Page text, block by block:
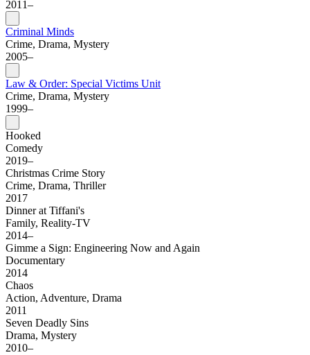
2011–
Criminal Minds
Crime, Drama, Mystery
2005–
Law & Order: Special Victims Unit
Crime, Drama, Mystery
1999–
Hooked
Comedy
2019–
Christmas Crime Story
Crime, Drama, Thriller
2017
Dinner at Tiffani's
Family, Reality-TV
2014–
Gimme a Sign: Engineering Now and Again
Documentary
2014
Chaos
Action, Adventure, Drama
2011
Seven Deadly Sins
Drama, Mystery
2010–